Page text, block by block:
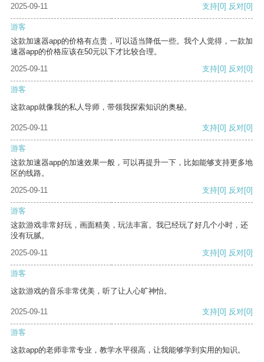
2025-09-11 支持[0] 反对[0]
游客
这款加速器app的价格有点贵，可以适当降低一些。我个人觉得，一款加
速器app的价格应该在50元以下才比较合理。
2025-09-11
支持[0] 反对[0]
游客
这款app就像我的私人导师，带领我探索知识的奥秘。
2025-09-11 支持[0] 反对[0]
游客
这款加速器app的加速效果一般，可以再提升一下，比如能够支持更多地
区的线路。
2025-09-11
支持[0] 反对[0]
游客
这款游戏非常好玩，画面精美，玩法丰富。我已经玩了好几个小时，还
没有玩腻。
2025-09-11
支持[0] 反对[0]
游客
这款游戏的音乐非常优美，听了让人心旷神怡。
2025-09-11 支持[0] 反对[0]
游客
这款app的老师非常专业，教学水平很高，让我能够学到实用的知识。